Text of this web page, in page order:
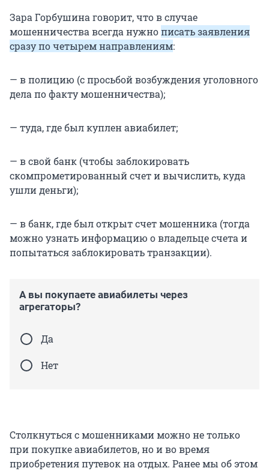
Зара Горбушина говорит, что в случае
мошенничества всегда нужнописать заявления
сразу по четырем направлениям:
— в полицию (с просьбой возбуждения уголовного
дела по факту мошенничества);
— туда, где был куплен авиабилет;
— в свой банк (чтобы заблокировать
скомпрометированный счет и вычислить, куда
ушли деньги);
— в банк, где был открыт счет мошенника (тогда
можно узнать информацию о владельце счета и
попытаться заблокировать транзакции).
А вы покупаете авиабилеты через
агрегаторы?
Да
Нет
Столкнуться с мошенниками можно не только
при покупке авиабилетов, но и во время
приобретения путевок на отдых. Ранее мы об этом